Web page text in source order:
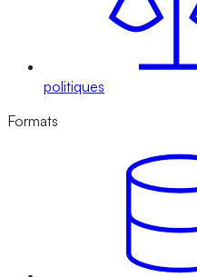
politiques
Formats